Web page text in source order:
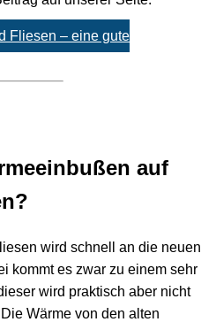
Fliesen – eine gute
auf
wird schnell an die neuen
kommt es zwar zu einem sehr
wird praktisch aber nicht
Wärme von den alten